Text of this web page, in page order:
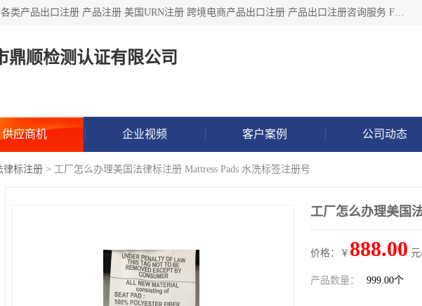
深圳市鼎顺检测认证有限公司专注于各类产品出口注册 产品注册 美国URN注册 跨境电商产品出口注册 产品出口注册咨询服务 FDA食品注册等我们是一家商务服务公司，为客户提供商标注册，本公司实力雄厚，能满足客户多种需求。
鼎顺检测认证有限公司
供应商机 企业视频 客户案例 公司动态
律标注册 > 工厂怎么办理美国法律标注册 Mattress Pads 水洗标签注册号
工厂怎么办理美国
价格：￥ 888.00
产品数量： 999.00个